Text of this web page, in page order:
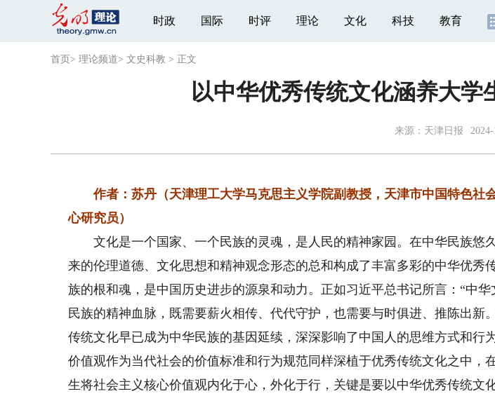
时政 国际 时评 理论 文化 科技 教育
首页 > 理论频道> 文史科教 > 正文
以中华优秀传统文化涵养大
来源： 天津日报
作者：苏丹（天津理工大学马克思主义学院副教授，天津市中国特色社
心研究员）
文化是一个国家、一个民族的灵魂，是人民的精神家园。在中华民族悠
来的伦理道德、文化思想和精神观念形态的总和构成了丰富多彩的中华优秀
族的根和魂，是中国历史进步的源泉和动力。正如习近平总书记所言：“中
民族的精神血脉，既需要薪火相传、代代守护，也需要与时俱进、推陈出新
传统文化早已成为中华民族的基因延续，深深影响了中国人的思维方式和行
价值观作为当代社会的价值标准和行为规范同样深植于优秀传统文化之中，
生将社会主义核心价值观内化于心，外化于行，关键是要以中华优秀传统文